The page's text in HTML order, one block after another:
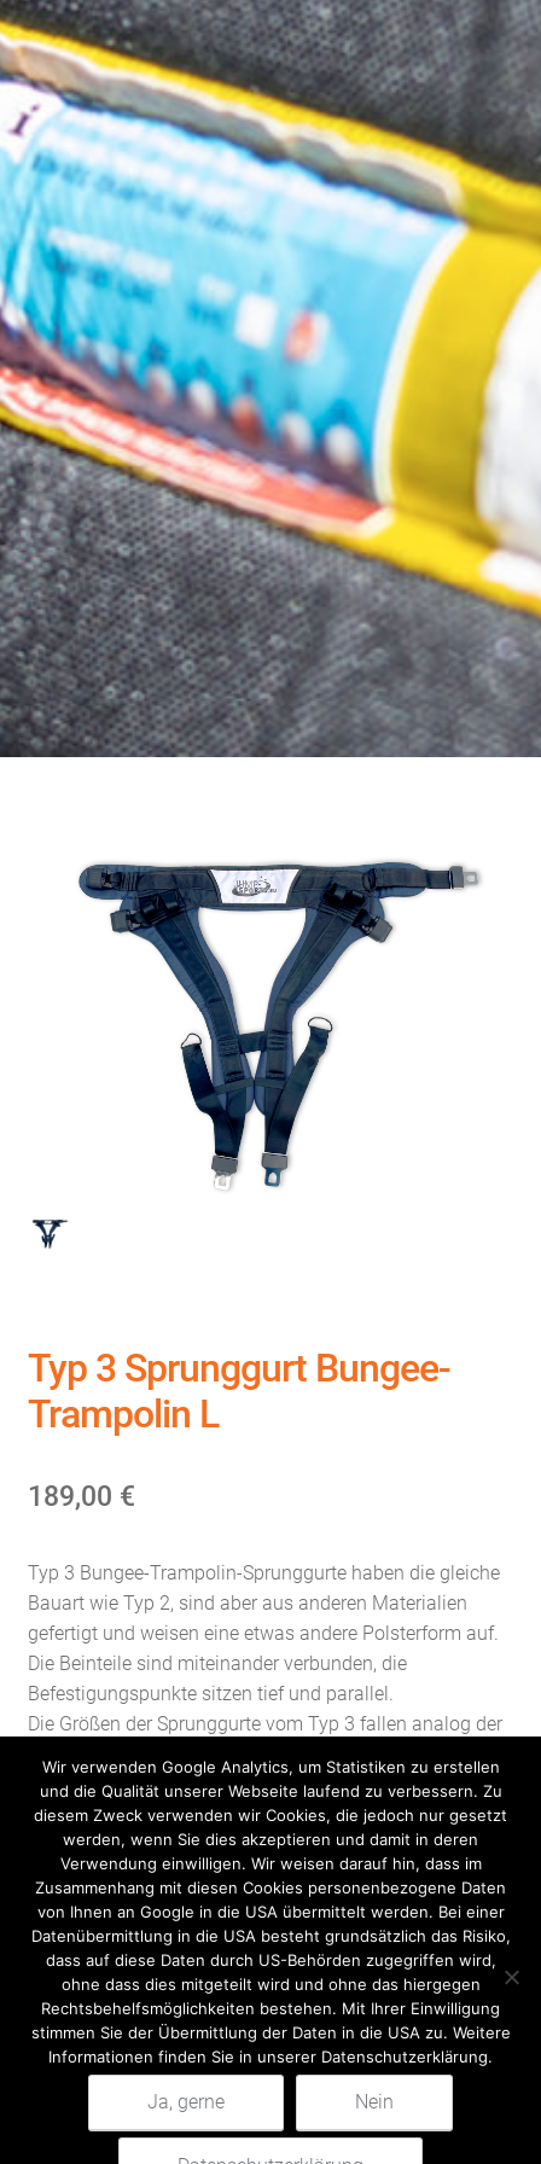
Typ 3 Sprunggurt Bungee-
Trampolin L
189,00 €
Typ 3 Bungee-Trampolin-Sprunggurte haben die gleiche
Bauart wie Typ 2, sind aber aus anderen Materialien
gefertigt und weisen eine etwas andere Polsterform auf.
Die Beinteile sind miteinander verbunden, die
Befestigungspunkte sitzen tief und parallel.
Die Größen der Sprunggurte vom Typ 3 fallen analog der
Sprunggurt
Bungee-
Trampolin
Menge
+
-
In den Warenkorb
Beschreibung
Beschreibung
Wir verwenden Google Analytics, um Statistiken zu erstellen
und die Qualität unserer Webseite laufend zu verbessern. Zu
diesem Zweck verwenden wir Cookies, die jedoch nur gesetzt
werden, wenn Sie dies akzeptieren und damit in deren
Verwendung einwilligen. Wir weisen darauf hin, dass im
Zusammenhang mit diesen Cookies personenbezogene Daten
von Ihnen an Google in die USA übermittelt werden. Bei einer
Datenübermittlung in die USA besteht grundsätzlich das Risiko,
dass auf diese Daten durch US-Behörden zugegriffen wird,
ohne dass dies mitgeteilt wird und ohne das hiergegen
Rechtsbehelfsmöglichkeiten bestehen. Mit Ihrer Einwilligung
stimmen Sie der Übermittlung der Daten in die USA zu. Weitere
Informationen finden Sie in unserer Datenschutzerklärung.
Ja, gerne Nein